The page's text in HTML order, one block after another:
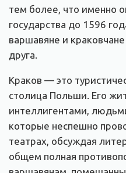
тем более, что именно
государства до 1596
варшавяне и
друга.
Краков — это
столица Польши. Его
интеллигентами,
которые неспешно
театрах, обсуждая
общем полная